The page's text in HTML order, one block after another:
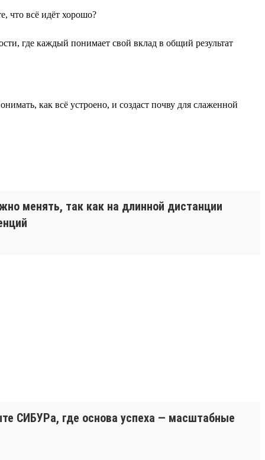
что всё идёт хорошо?
где каждый понимает свой вклад в общий результат
как всё устроено, и создаст почву для слаженной
менять, так как на длинной дистанции
СИБУРа, где основа успеха — масштабные